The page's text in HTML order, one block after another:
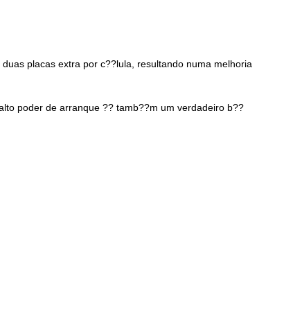
placas extra por c??lula, resultando numa melhoria
poder de arranque ?? tamb??m um verdadeiro b??